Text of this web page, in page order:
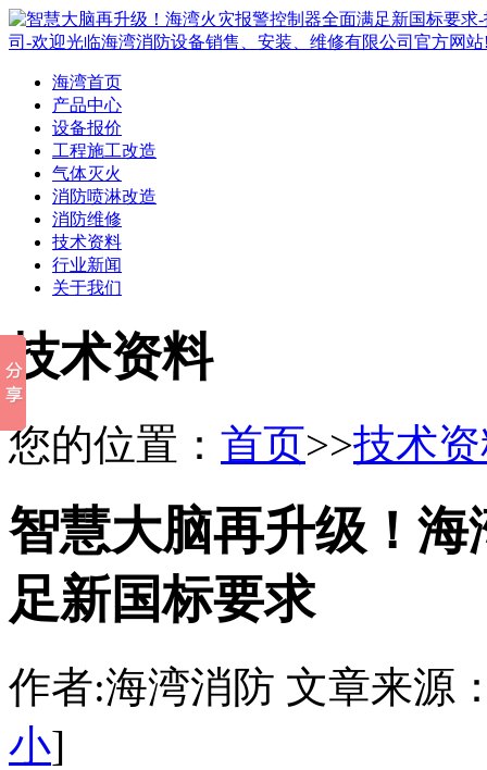
海湾首页
产品中心
设备报价
工程施工改造
气体灭火
消防喷淋改造
消防维修
技术资料
行业新闻
关于我们
技术资料
您的位置： 首页>>技术
智慧大脑再升级！
足新国标要求
作者:海湾消防 文章来源
小]